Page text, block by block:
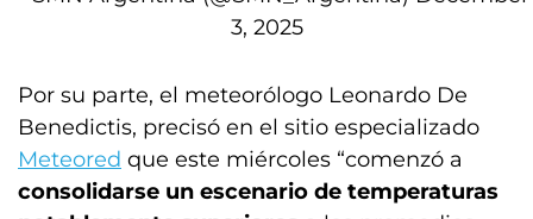
3, 2025
Por su parte, el meteorólogo Leonardo De
Benedictis, precisó en el sitio especializado
Meteored que este miércoles “comenzó a
consolidarse un escenario de temperaturas